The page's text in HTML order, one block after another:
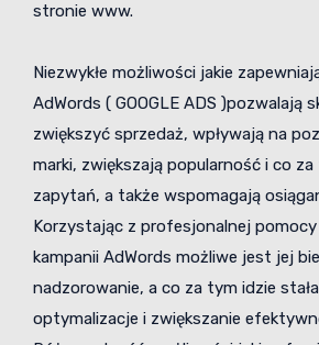
stronie www.
Niezwykłe możliwości jakie
AdWords ( GOOGLE ADS )pozwalają
zwiększyć sprzedaż, wpływają na
marki, zwiększają popularność i co
zapytań, a także wspomagają
Korzystając z profesjonalnej
kampanii AdWords możliwe jest jej
nadzorowanie, a co za tym idzie
optymalizacje i zwiększanie